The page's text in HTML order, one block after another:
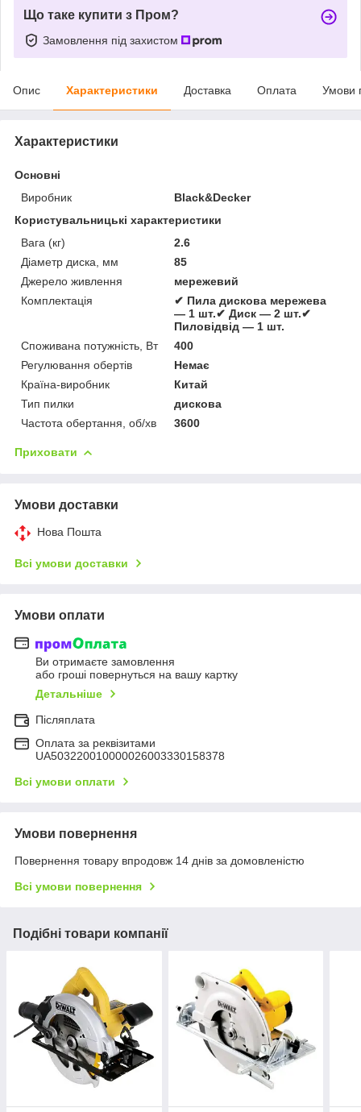
Що таке купити з Пром?
Замовлення під захистом
Опис Характеристики Доставка Оплата Умови
Характеристики
Основні
Виробник
Black&Decker
Користувальницькі характеристики
Вага (кг)
2.6
Діаметр диска, мм
85
Джерело живлення
мережевий
Комплектація
✔ Пила дискова мережева
— 1 шт.✔ Диск — 2 шт.✔
Пиловідвід — 1 шт.
Споживана потужність, Вт
400
Регулювання обертів
Немає
Країна-виробник
Китай
Тип пилки
дискова
Частота обертання, об/хв
3600
Приховати
Умови доставки
Нова Пошта
Всі умови доставки
Умови оплати
Ви отримаєте замовлення
або гроші повернуться на вашу картку
Детальніше
Післяплата
Оплата за реквізитами
UA503220010000026003330158378
Всі умови оплати
Умови повернення
Повернення товару впродовж 14 днів за домовленістю
Всі умови повернення
Подібні товари компанії